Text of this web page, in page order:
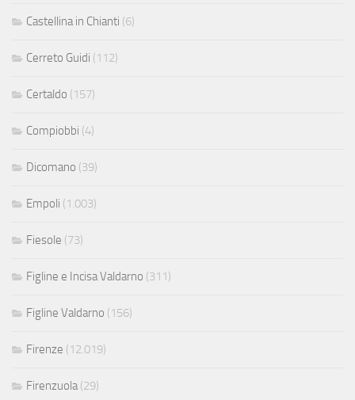
Castellina in Chianti (6)
Cerreto Guidi (112)
Certaldo (157)
Compiobbi (4)
Dicomano (39)
Empoli (1.003)
Fiesole (73)
Figline e Incisa Valdarno (311)
Figline Valdarno (156)
Firenze (12.019)
Firenzuola(29)